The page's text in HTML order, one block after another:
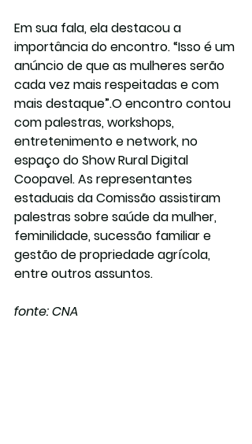
Em sua fala, ela destacou a
importância do encontro. “Isso é um
anúncio de que as mulheres serão
cada vez mais respeitadas e com
mais destaque”.O encontro contou
com palestras, workshops,
entretenimento e network, no
espaço do Show Rural Digital
Coopavel. As representantes
estaduais da Comissão assistiram
palestras sobre saúde da mulher,
feminilidade, sucessão familiar e
gestão de propriedade agrícola,
entre outros assuntos.
fonte: CNA